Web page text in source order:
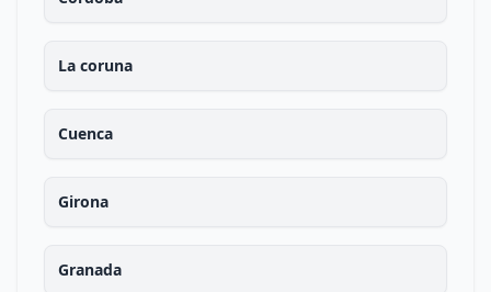
La coruna
Cuenca
Girona
Granada